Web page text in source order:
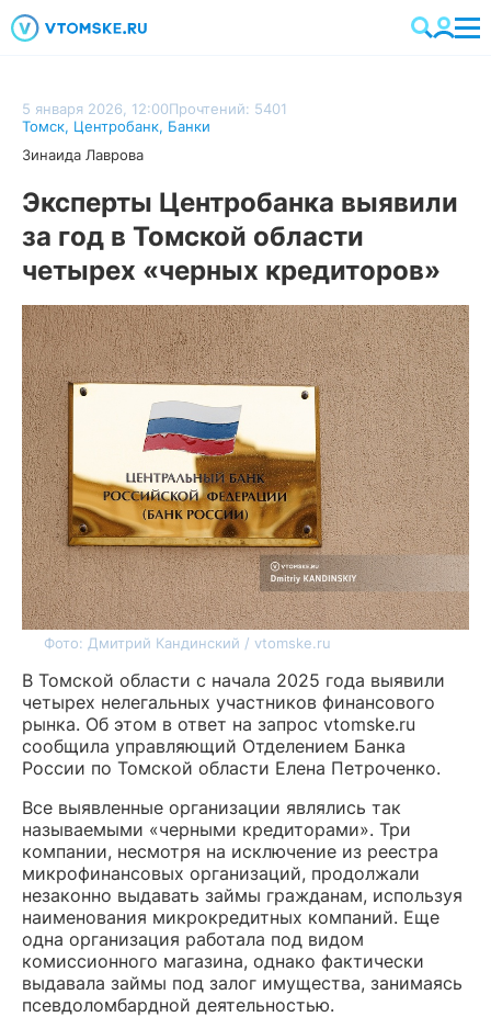
5 января 2026, 12:00Прочтений: 5401
Томск, Центробанк, Банки
Зинаида Лаврова
Эксперты Центробанка выявили
за год в Томской области
четырех «черных кредиторов»
Фото: Дмитрий Кандинский / vtomske.ru
В Томской области с начала 2025 года выявили
четырех нелегальных участников финансового
рынка. Об этом в ответ на запрос vtomske.ru
сообщила управляющий Отделением Банка
России по Томской области Елена Петроченко.
Все выявленные организации являлись так
называемыми «черными кредиторами». Три
компании, несмотря на исключение из реестра
микрофинансовых организаций, продолжали
незаконно выдавать займы гражданам, используя
наименования микрокредитных компаний. Еще
одна организация работала под видом
комиссионного магазина, однако фактически
выдавала займы под залог имущества, занимаясь
псевдоломбардной деятельностью.